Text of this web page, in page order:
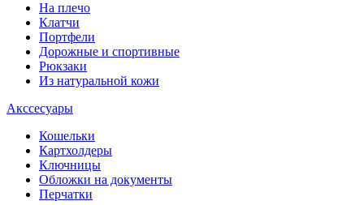
На плечо
Клатчи
Портфели
Дорожные и спортивные
Рюкзаки
Из натуральной кожи
Акссесуары
Кошельки
Картхолдеры
Ключницы
Обложки на документы
Перчатки